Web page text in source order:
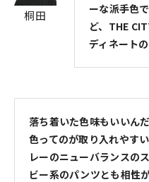
桐田
ーな派手色
ど、THE
ディネート
落ち着いた色味もいいん
色ってのが取り入れやす
レーのニューバランスの
ビー系のパンツとも相性